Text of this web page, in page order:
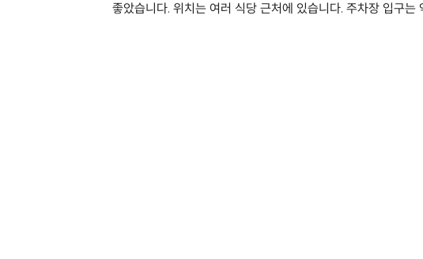
좋았습니다. 위치는 여러 식당 근처에 있습니다. 주차장 입구